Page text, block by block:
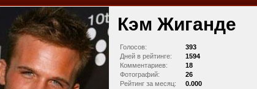
Кэм Жиганде
Голосов:
393
Дней в рейтинге:
1594
Комментариев:
18
Фотографий:
26
Рейтинг за месяц:
0.000